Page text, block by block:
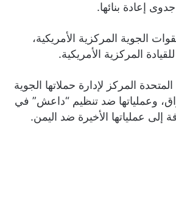
إعادة بنائها.
الجوية المركزية الأمريكية،
المركزية الأمريكية.
المركز لإدارة حملاتها الجوية
وعملياتها ضد تنظيم “داعش” في
إلى عملياتها الأخيرة ضد اليمن.